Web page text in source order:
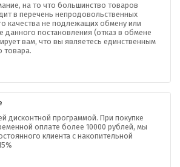
на то что большинство товаров
в перечень непродовольственных
качества не подлежащих обмену или
данного постановления (отказ в обмене
вам, что вы являетесь единственным
товара.
дисконтной программой. При покупке
оплате более 10000 рублей, мы
клиента с накопительной